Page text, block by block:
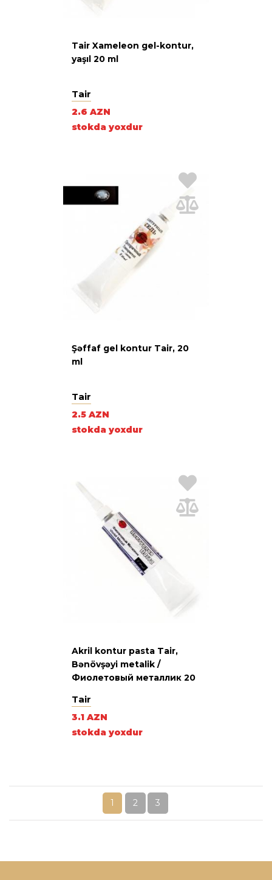
Tair Xameleon gel-kontur,
yaşıl 20 ml
Tair
2.6 AZN
stokda yoxdur
Şəffaf gel kontur Tair, 20
ml
Tair
2.5 AZN
stokda yoxdur
Akril kontur pasta Tair,
Bənövşəyi metalik /
Фиолетовый металлик 20
Tair
3.1 AZN
stokda yoxdur
1 2 3